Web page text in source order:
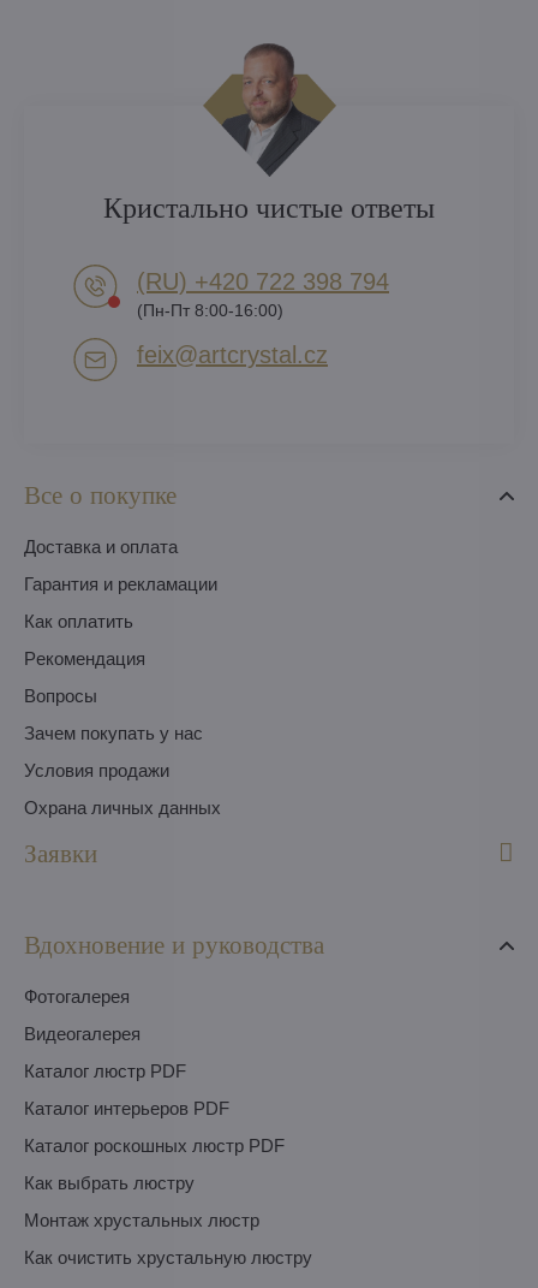
Все о покупке
Доставка и оплата
Гарантия и рекламации
Как оплатить
Pекомендация
Вопросы
Зачем покупать у нас
Условия продажи
Охрана личных данных
Заявки
Вдохновение и руководства
Фотогалерея
Видеогалерея
Каталог люстр PDF
Каталог интерьеров PDF
Каталог роскошных люстр PDF
Как выбрать люстру
Монтаж хрустальных люстр
Как очистить хрустальную люстру
Кристально чистые ответы
(RU) +420 722 398 794​
(Пн-Пт 8:00-16:00)
feix​@artcrystal​.cz